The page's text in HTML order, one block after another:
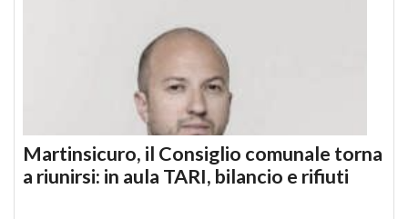
Martinsicuro, il Consiglio comunale torna
a riunirsi: in aula TARI, bilancio e rifiuti